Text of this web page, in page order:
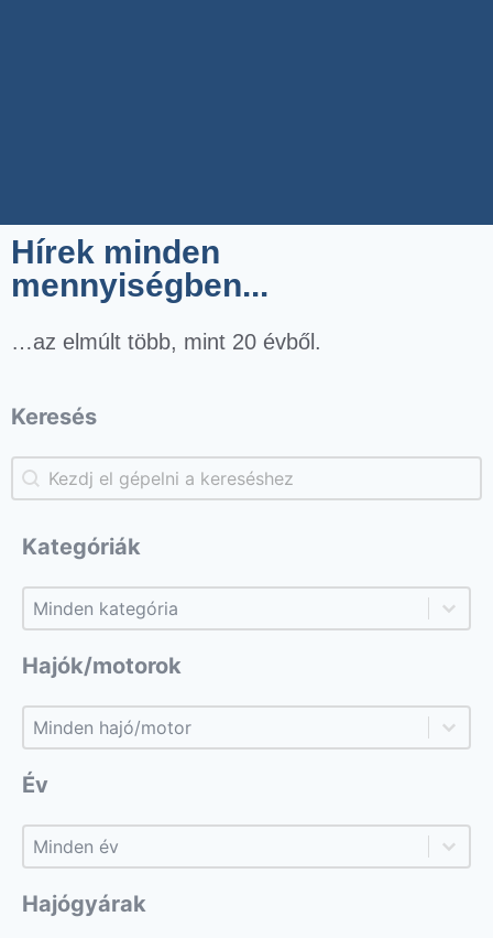
Hírek minden
mennyiségben...
…az elmúlt több, mint 20 évből.
Keresés
Keresés
Keresés
Kategóriák
Kategóriák
Kategóriák
Hajók/motorok
Hajók/motorok
Hajók/motorok
Év
Év
Év
Hajógyárak